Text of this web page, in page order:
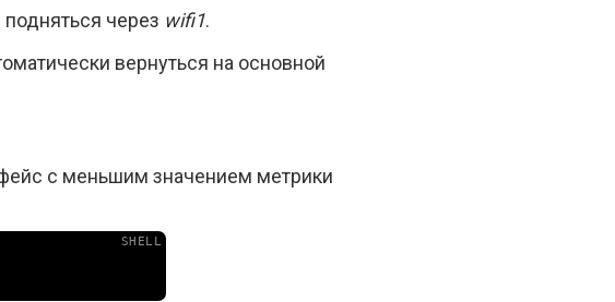
через wifi1.
вернуться на основной
с меньшим значением метрики